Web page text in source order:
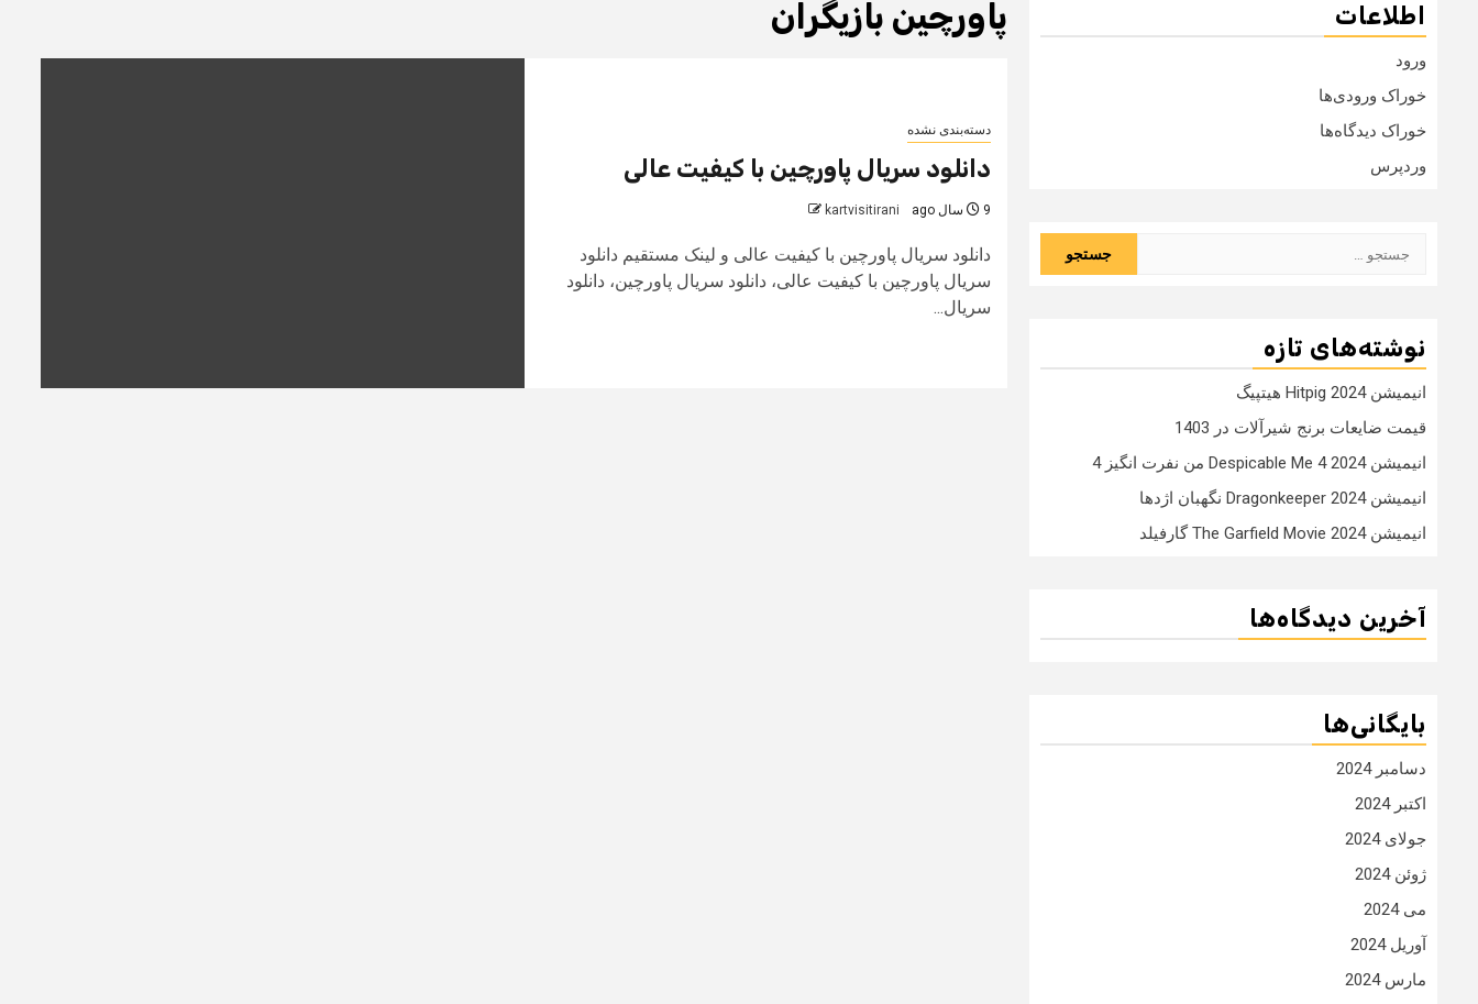
پاورچین بازیگران
دسته‌بندی نشده
دانلود سریال پاورچین با کیفیت عالی
9 سال ago kartvisitirani
دانلود سریال پاورچین با کیفیت عالی و لینک مستقیم دانلود
سریال پاورچین با کیفیت عالی، دانلود سریال پاورچین، دانلود
سریال...
اطلاعات
ورود
خوراک ورودی‌ها
خوراک دیدگاه‌ها
وردپرس
نوشته‌های تازه
انیمیشن Hitpig 2024 هیتپیگ
قیمت ضایعات برنج شیرآلات در 1403
انیمیشن Despicable Me 4 2024 من نفرت انگیز 4
انیمیشن Dragonkeeper 2024 نگهبان اژدها
انیمیشن The Garfield Movie 2024 گارفیلد
آخرین دیدگاه‌ها
بایگانی‌ها
دسامبر 2024
اکتبر 2024
جولای 2024
ژوئن 2024
می 2024
آوریل 2024
مارس 2024